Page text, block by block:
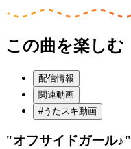
この曲を楽しむ
配信情報
関連動画
#うたスキ動画
"オフサイドガール♪"